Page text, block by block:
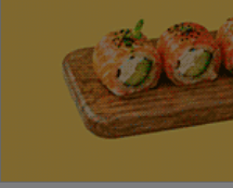
PUBLICIDAD